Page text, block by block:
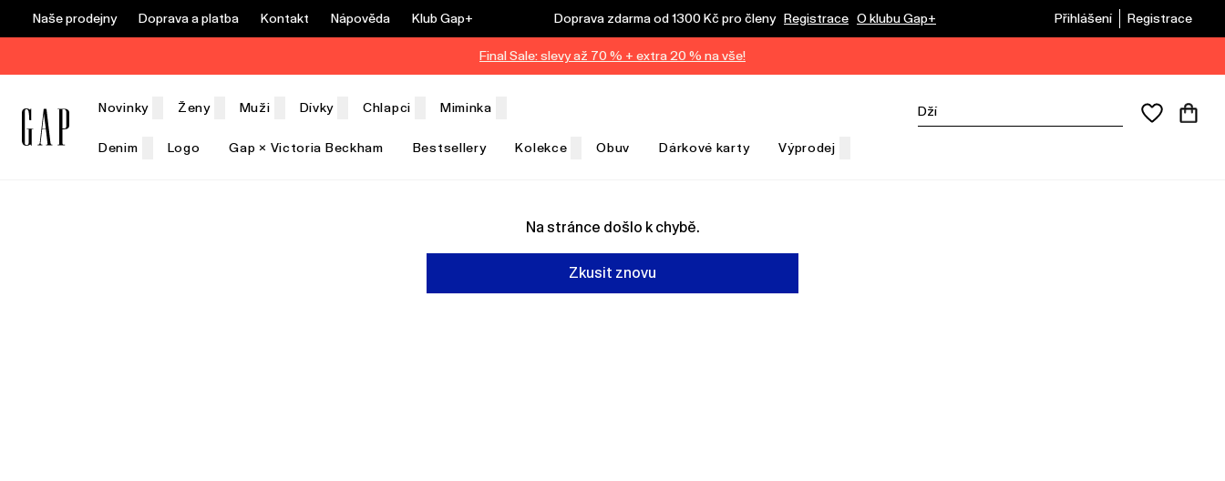
Naše prodejny Doprava a platba Kontakt Nápověda Klub Gap+ Doprava zdarma od 1300 Kč pro členy Registrace O klubu Gap+ Přihlášení Registrace
Final Sale: slevy až 70 % + extra 20 % na vše!
Novinky Ženy Muži Dívky Chlapci Miminka
Denim Logo Gap × Victoria Beckham Bestsellery Kolekce Obuv Dárkové karty Výprodej
Na stránce došlo k chybě.
Zkusit znovu